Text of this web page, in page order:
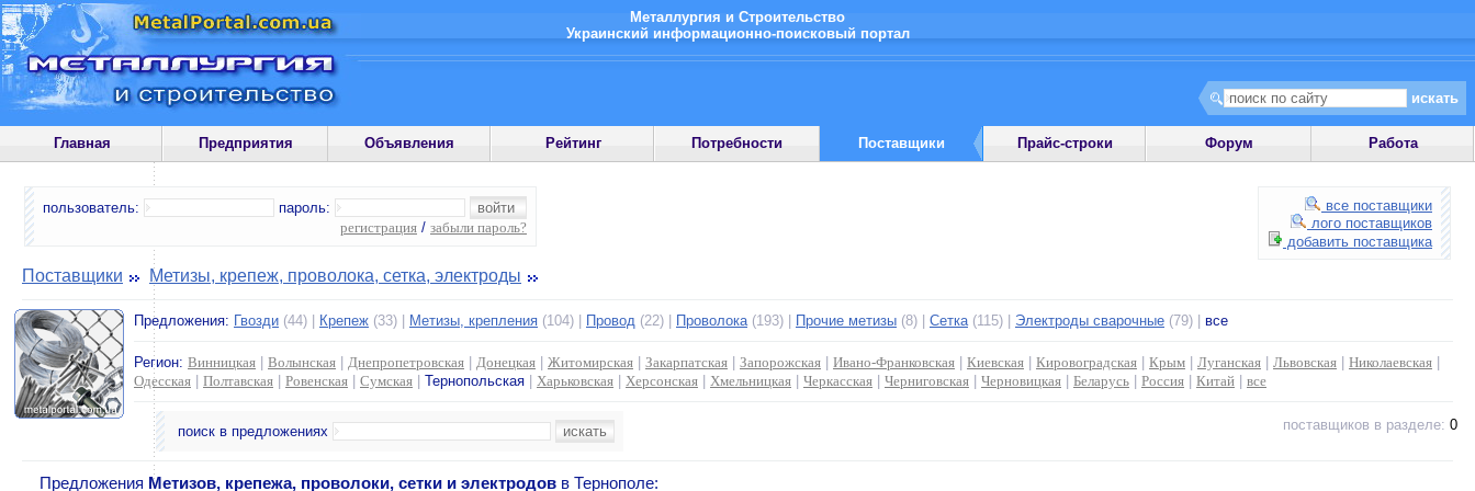
Металлургия и Строительство
Украинский информационно-поисковый портал
Главная Предприятия Объявления Рейтинг Потребности Поставщики Прайс-строки Форум Работа
пользователь:
пароль:
регистрация / забыли пароль?
все поставщики
лого поставщиков
добавить поставщика
Поставщики Метизы, крепеж, проволока, сетка, электроды
Предложения: Гвозди (44) | Крепеж (33) | Метизы, крепления (104) | Провод (22) | Проволока(193) | Прочие метизы (8) | Сетка(115) | Электроды сварочные (79) | все
Регион: Винницкая Волынская Днепропетровская Донецкая Житомирская Закарпатская Запорожская Ивано-Франковская Киевская Кировоградская Крым Луганская Львовская Николаевская
Одесская
Полтавская Ровенская Сумская Тернопольская Харьковская Херсонская Хмельницкая Черкасская Черниговская Черновицкая Беларусь Россия Китай все
поиск в предложениях поставщиков в разделе: 0
Предложения Метизов, крепежа, проволоки, сетки и электродов в Тернополе: